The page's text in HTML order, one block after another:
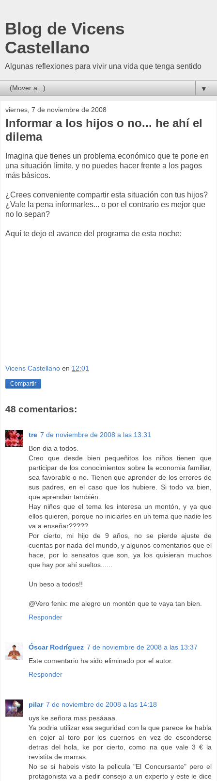
Blog de Vicens
Castellano
Algunas reflexiones para vivir una vida que tenga sentido
▼
viernes, 7 de noviembre de 2008
Informar a los hijos o no... he ahí el
dilema
Imagina que tienes un problema económico que te pone en
una situación límite, y no puedes hacer frente a los pagos
más básicos.
¿Crees conveniente compartir esta situación con tus hijos?
¿Vale la pena informarles... o por el contrario es mejor que
no lo sepan?
Aquí te dejo el avance del programa de esta noche:
Vicens Castellano en 12:01
Compartir
48 comentarios:
tre 7 de noviembre de 2008 a las 13:31
Bon dia a todos.
Creo que desde bien pequeñitos los niños tienen que
participar de los conocimientos sobre la economia familiar,
sea favorable o no. Tienen que aprender de los errores de
sus padres, en el caso que los hubiere. Si todo va bien,
que aprendan también.
Hay niños que el tema les interesa un montón, y ya que
ellos quieren, porque no iniciarles en un tema que nadie les
va a enseñar?????
Por cierto, mi hijo de 9 años, no se pierde ajuste de
cuentas por nada del mundo, y algunos comentarios que el
hace, por lo sensatos que son, ya los quisieran muchos
que hay por ahí sueltos......
Un beso a todos!!
@Vero fenix: me alegro un montón que te vaya tan bien.
Responder
Óscar Rodríguez 7 de noviembre de 2008 a las 13:37
Este comentario ha sido eliminado por el autor.
Responder
pilar 7 de noviembre de 2008 a las 14:18
uys ke señora mas pesáaaa.
Ya podria utilizar esa seguridad con la que parece ke habla
en cojer al toro por los cuernos en vez de esconderse
detras del hola, ke por cierto, como na que vale 3 € la
revistita de marras.
No se si habeis visto la pelicula "El Concursante" pero el
protagonista va a pedir consejo a un experto y este le dice